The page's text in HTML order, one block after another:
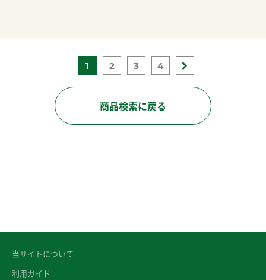
1 2 3 4
商品検索に戻る
当サイトについて
利用ガイド